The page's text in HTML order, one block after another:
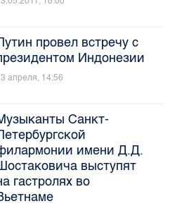
провел встречу с
Индонезии
апреля, 14:56
Санкт-
имени Д.Д.
выступят
гастролях во